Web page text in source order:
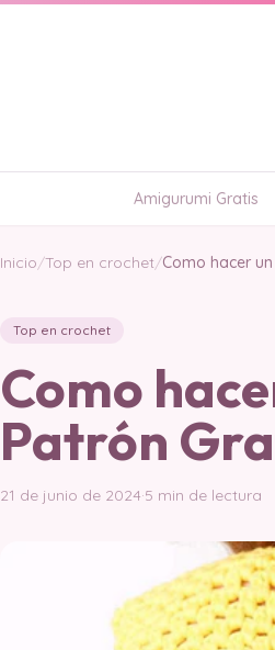
Amigurumi Gratis
Inicio/Top en crochet/Como hacer
Top en crochet
Como
Patrón
21 de junio de 2024·5 min de lectura